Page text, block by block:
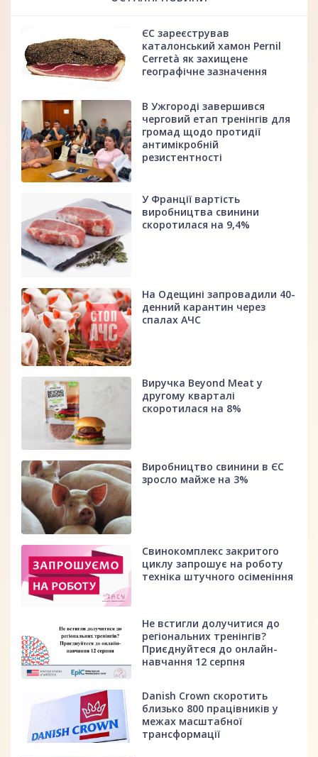
ЄС зареєстрував
каталонський хамон Pernil
Cerretà як захищене
географічне зазначення
В Ужгороді завершився
черговий етап тренінгів для
громад щодо протидії
антимікробній
резистентності
У Франції вартість
виробництва свинини
скоротилася на 9,4%
На Одещині запровадили 40-
денний карантин через
спалах АЧС
Виручка Beyond Meat у
другому кварталі
скоротилася на 8%
Виробництво свинини в ЄС
зросло майже на 3%
Свинокомплекс закритого
циклу запрошує на роботу
техніка штучного осіменіння
Не встигли долучитися до
регіональних тренінгів?
Приєднуйтеся до онлайн-
навчання 12 серпня
Danish Crown скоротить
близько 800 працівників у
межах масштабної
трансформації